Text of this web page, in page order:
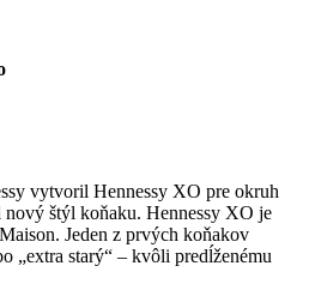
vytvoril Hennessy XO pre okruh
štýl koňaku. Hennessy XO je
Jeden z prvých koňakov
„extra starý“ – kvôli predĺženému